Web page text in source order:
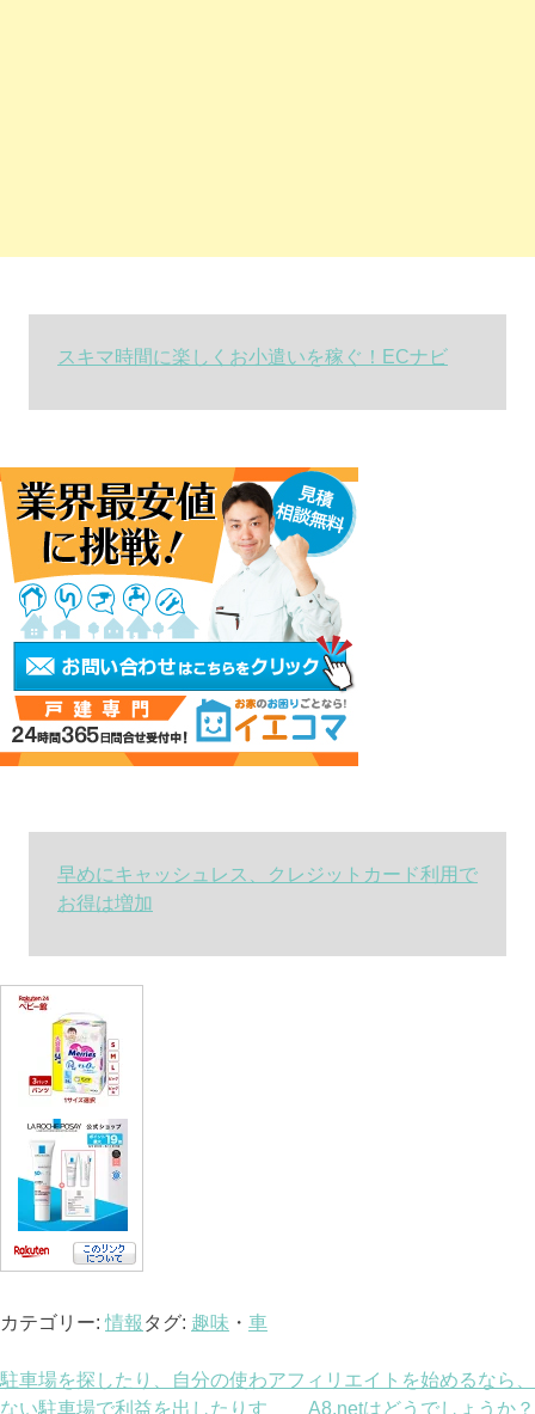
スキマ時間に楽しくお小遣いを稼ぐ！ECナビ
早めにキャッシュレス、クレジットカード利用で
お得は増加
カテゴリー:情報 タグ: 趣味 ・ 車
投
駐車場を探したり、自分の使わ
ない駐車場で利益を出したりす
アフィリエイトを始めるなら、
A8.netはどうでしょうか？